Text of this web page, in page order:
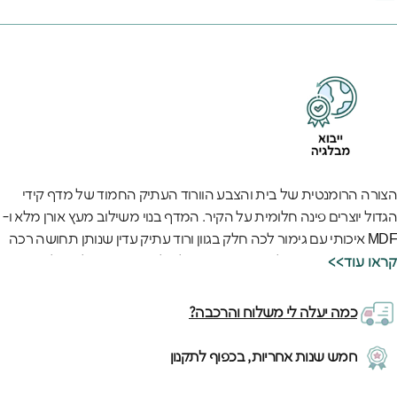
הצורה הרומנטית של בית והצבע הוורוד העתיק החמוד של מדף קידי
הגדול יוצרים פינה חלומית על הקיר. המדף בנוי משילוב מעץ אורן מלא ו-
MDF איכותי עם גימור לכה חלק בגוון ורוד עתיק עדין שנותן תחושה רכה
וחמימה. המדף הגדול והיפה הזה מושלם להציג אוסף שלם של דמויות,
המדף הרחב בגודל 65 ס"מ עם הפינות המעוגלות והעיצוב הבטוח נותן
הרבה מקום לילדות לעצב ולארגן את כל הדברים החשובים להם.
האיכות האירופאית הגבוהה של המדף ניכרת בכל עיבוד מדויק ובצבע
הוורוד העתיק העמיד שנשאר יפה וחמוד גם אחרי שנים. המדף הוורוד
<<קראו עוד
כמה יעלה לי משלוח והרכבה?
חמש שנות אחריות, בכפוף לתקנון